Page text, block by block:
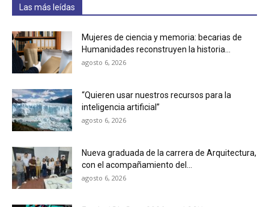
Las más leídas
Mujeres de ciencia y memoria: becarias de
Humanidades reconstruyen la historia...
agosto 6, 2026
“Quieren usar nuestros recursos para la
inteligencia artificial”
agosto 6, 2026
Nueva graduada de la carrera de Arquitectura,
con el acompañamiento del...
agosto 6, 2026